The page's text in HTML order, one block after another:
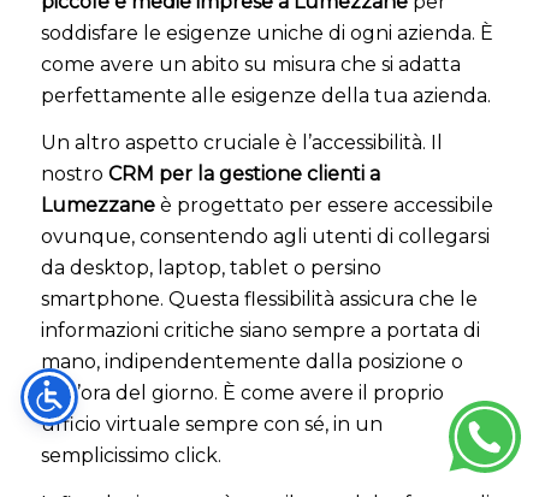
soddisfare le esigenze uniche di ogni azienda. È
come avere un abito su misura che si adatta
perfettamente alle esigenze della tua azienda.
Un altro aspetto cruciale è l’accessibilità. Il
nostro CRM per la gestione clienti a
Lumezzaneè progettato per essere accessibile
ovunque, consentendo agli utenti di collegarsi
da desktop, laptop, tablet o persino
smartphone. Questa flessibilità assicura che le
informazioni critiche siano sempre a portata di
mano, indipendentemente dalla posizione o
dall’ora del giorno. È come avere il proprio
ufficio virtuale sempre con sé, in un
semplicissimo click.